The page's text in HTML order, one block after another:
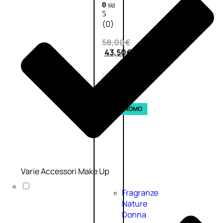
0su
5
(0)
58,00€
43,50€
ESAURITO
PROMO
Fragranze
Nature
Donna
Varie Accessori Make Up